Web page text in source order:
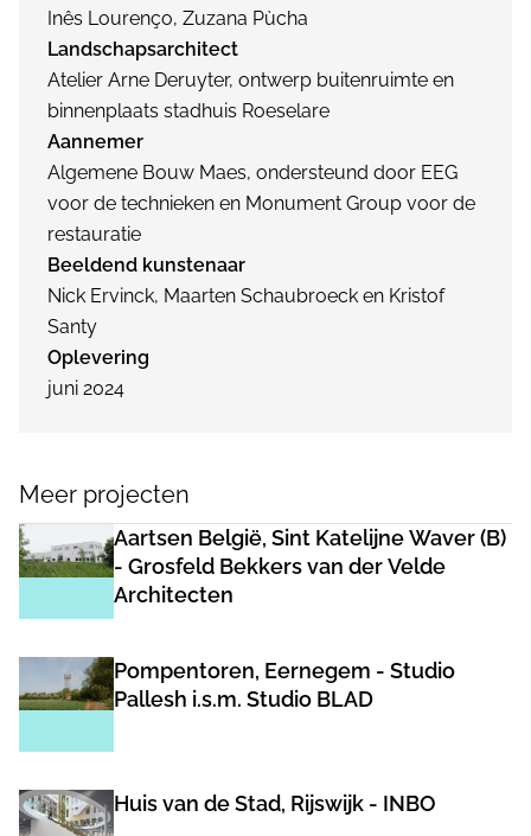
Inês Lourenço, Zuzana Pùcha
Landschapsarchitect
Atelier Arne Deruyter, ontwerp buitenruimte en
binnenplaats stadhuis Roeselare
Aannemer
Algemene Bouw Maes, ondersteund door EEG
voor de technieken en Monument Group voor de
restauratie
Beeldend kunstenaar
Nick Ervinck, Maarten Schaubroeck en Kristof
Santy
Oplevering
juni 2024
Meer projecten
Aartsen België, Sint Katelijne Waver (B)
- Grosfeld Bekkers van der Velde
Architecten
Pompentoren, Eernegem - Studio
Pallesh i.s.m. Studio BLAD
Huis van de Stad, Rijswijk - INBO